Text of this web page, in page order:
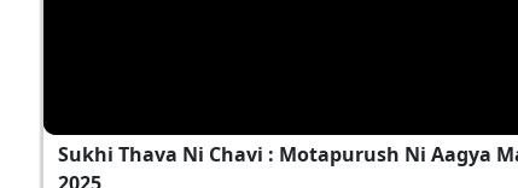
Sukhi Thava Ni Chavi : Motapurush Ni Aagya